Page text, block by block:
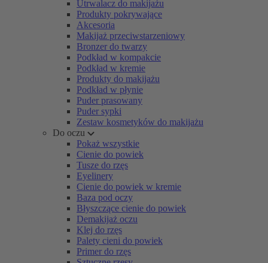
Utrwalacz do makijażu
Produkty pokrywające
Akcesoria
Makijaż przeciwstarzeniowy
Bronzer do twarzy
Podkład w kompakcie
Podkład w kremie
Produkty do makijażu
Podkład w płynie
Puder prasowany
Puder sypki
Zestaw kosmetyków do makijażu
Do oczu
Pokaż wszystkie
Cienie do powiek
Tusze do rzęs
Eyelinery
Cienie do powiek w kremie
Baza pod oczy
Błyszczące cienie do powiek
Demakijaż oczu
Klej do rzęs
Palety cieni do powiek
Primer do rzęs